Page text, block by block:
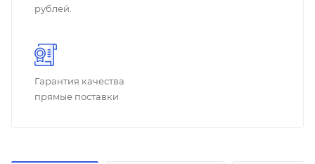
рублей.
Гарантия качества
прямые поставки